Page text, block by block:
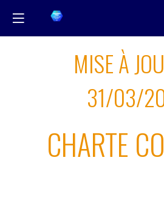
MISE À
31/03/
CHARTE